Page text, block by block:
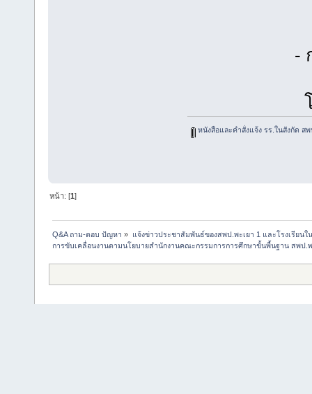
- กลุ่มนิเท
โทร. 054-
หนังสือและคำสั่งแจ้ง รร.ในสังกัด สพ
หน้า: [1]
Q&A ถาม-ตอบ ปัญหา » แจ้งข่าวประชาสัมพันธ์ของสพป.พะเยา 1 และโรงเรียนใ
การขับเคลื่อนงานตามนโยบายสำนักงานคณะกรรมการการศึกษาขั้นพื้นฐาน สพป.พ